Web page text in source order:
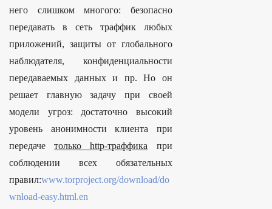
него слишком многого: безопасно
передавать в сеть траффик любых
приложений, защиты от глобального
наблюдателя, конфиденциальности
передаваемых данных и пр. Но он
решает главную задачу при своей
модели угроз: достаточно высокий
уровень анонимности клиента при
передаче
только http-траффика
при
соблюдении всех обязательных
правил:www.torproject.org/download/do
wnload-easy.html.en